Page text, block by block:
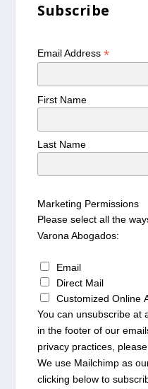
Subscribe
Email Address*
First Name
Last Name
Marketing Permissions
Please select all the
Varona Abogados:
Email
Direct Mail
Customized Online
You can unsubscribe at
in the footer of our
privacy practices,
We use Mailchimp as
clicking below to